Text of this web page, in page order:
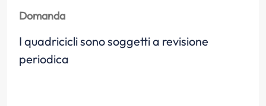
Domanda
I quadricicli sono soggetti a revisione
periodica